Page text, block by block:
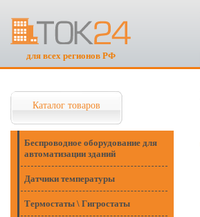
для всех регионов РФ
Каталог товаров
Беспроводное оборудование для
автоматизации зданий
Датчики температуры
Термостаты \ Гигростаты